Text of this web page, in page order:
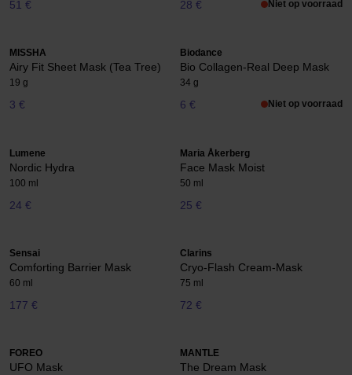
51 € 28 € Niet op voorraad
MISSHA
Airy Fit Sheet Mask (Tea Tree)
19 g
3 €
Biodance
Bio Collagen-Real Deep Mask
34 g
6 € Niet op voorraad
Lumene
Nordic Hydra
100 ml
24 €
Maria Åkerberg
Face Mask Moist
50 ml
25 €
Sensai
Comforting Barrier Mask
60 ml
177 €
Clarins
Cryo-Flash Cream-Mask
75 ml
72 €
FOREO
UFO Mask
MANTLE
The Dream Mask